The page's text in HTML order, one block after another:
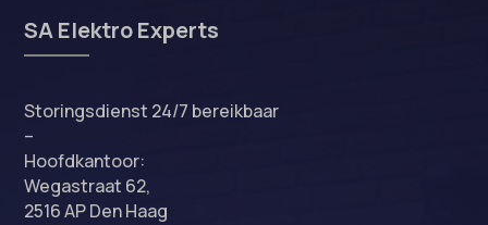
SA Elektro Experts
Storingsdienst 24/7 bereikbaar
–
Hoofdkantoor:
Wegastraat 62,
2516 AP Den Haag